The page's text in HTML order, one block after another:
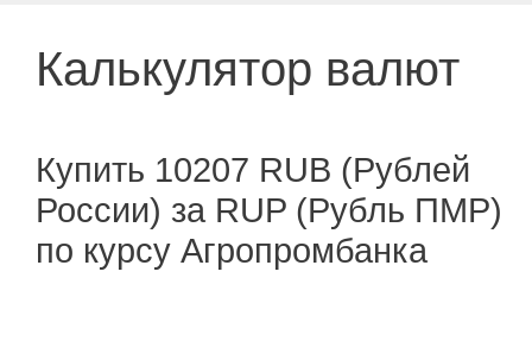
Калькулятор валют
Купить 10207 RUB (Рублей
России) за RUP (Рубль ПМР)
по курсу Агропромбанка